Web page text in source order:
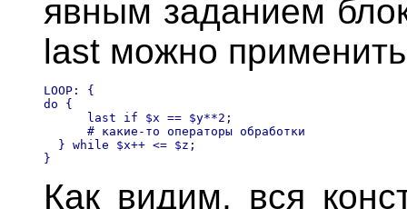
явным заданием
last можно
LOOP: {
do {
      last if $x == $y**2;
      # какие-то операторы обработки
  } while $x++ <= $z;
Как видим, вся